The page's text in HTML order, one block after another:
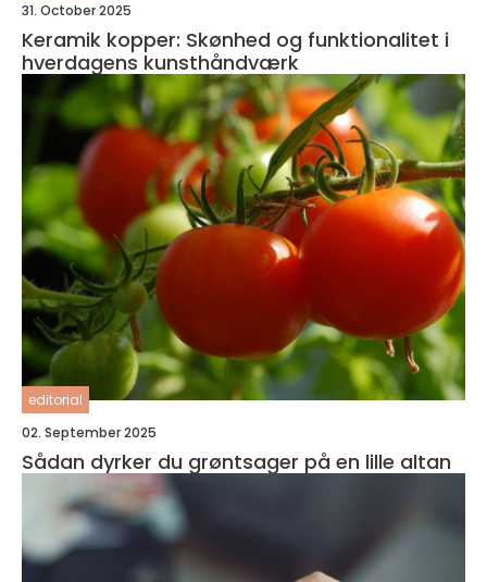
31. October 2025
Keramik kopper: Skønhed og funktionalitet i
hverdagens kunsthåndværk
editorial
02. September 2025
Sådan dyrker du grøntsager på en lille altan